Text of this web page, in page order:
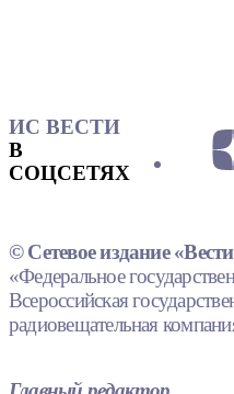
ИС ВЕСТИ
В
СОЦСЕТЯХ
© Сетевое издание
«Федеральное
Всероссийская
радиовещательная